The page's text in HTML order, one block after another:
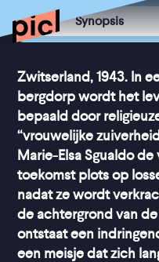
Synopsis
Zwitserland, 1943. In
bergdorp wordt het
bepaald door
“vrouwelijke
Marie-Elsa Sgualdo
toekomst plots op
nadat ze wordt
de achtergrond van
ontstaat een
een meisje dat zich